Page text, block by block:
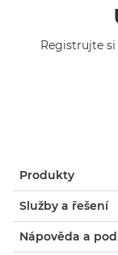
Registrujte
Produkty
Služby a řešení
Nápověda a